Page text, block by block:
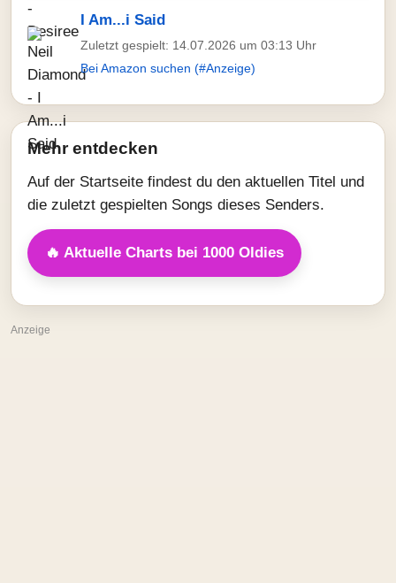
I Am...i Said
Zuletzt gespielt: 14.07.2026 um 03:13 Uhr
Bei Amazon suchen (#Anzeige)
Mehr entdecken
Auf der Startseite findest du den aktuellen Titel und
die zuletzt gespielten Songs dieses Senders.
🔥 Aktuelle Charts bei 1000 Oldies
Anzeige